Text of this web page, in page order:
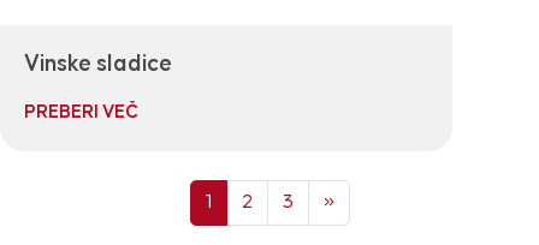
Vinske sladice
PREBERI VEČ
1 2 3 »Next page